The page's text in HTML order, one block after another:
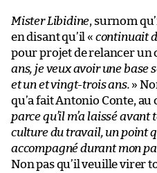
Mister Libidine, surnom
en disant qu’il « continuait
pour projet de relancer un
ans, je veux avoir une base
et un et vingt-trois ans. »
qu’a fait Antonio Conte, au
parce qu’il m’a laissé
culture du travail, un point
accompagné durant mon
Non pas qu’il veuille virer